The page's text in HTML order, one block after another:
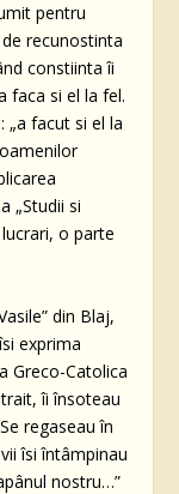
pentru
recunostinta
constiinta îi
faca si el la fel.
facut si el la
„Studii si
o parte
din Blaj,
exprima
Greco-Catolica
îi însoteau
regaseau în
îsi întâmpinau
nostru…”